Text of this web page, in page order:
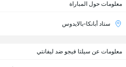
معلومات حول المباراة
ستاد أبانكا-بالايدوس
معلومات عن سيلتا فيجو ضد ليفانتي